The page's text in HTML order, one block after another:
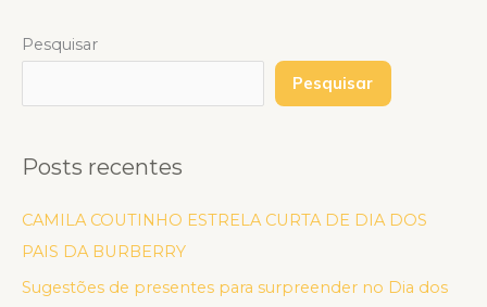
Pesquisar
Pesquisar
Posts recentes
CAMILA COUTINHO ESTRELA CURTA DE DIA DOS
PAIS DA BURBERRY
Sugestões de presentes para surpreender no Dia dos